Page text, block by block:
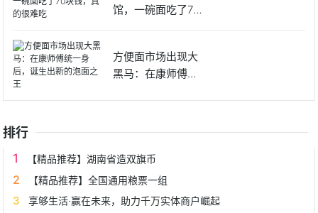
馆，一碗面吃了70
方便面市场出现大
黑马：在康师傅统
排行
【精品推荐】湖南省造双旗币
【精品推荐】全国通用粮票一组
享够生活·赢在未来，助力千万实体商户崛起